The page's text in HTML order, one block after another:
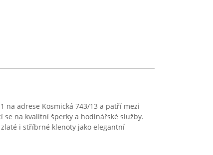
na adrese Kosmická 743/13 a patří mezi
na kvalitní šperky a hodinářské služby.
i stříbrné klenoty jako elegantní